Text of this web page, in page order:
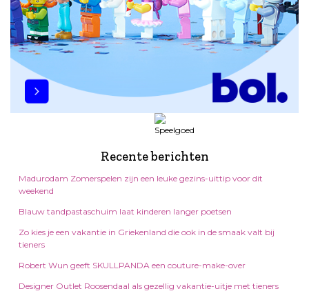
Recente berichten
Madurodam Zomerspelen zijn een leuke gezins-uittip voor dit
weekend
Blauw tandpastaschuim laat kinderen langer poetsen
Zo kies je een vakantie in Griekenland die ook in de smaak valt bij
tieners
Robert Wun geeft SKULLPANDA een couture-make-over
Designer Outlet Roosendaal als gezellig vakantie-uitje met tieners